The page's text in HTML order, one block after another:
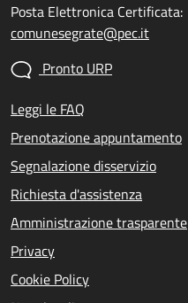
Posta Elettronica Certificata:
comunesegrate@pec.it
Pronto URP
Leggi le FAQ
Prenotazione appuntamento
Segnalazione disservizio
Richiesta d'assistenza
Amministrazione trasparente
Privacy
Cookie Policy